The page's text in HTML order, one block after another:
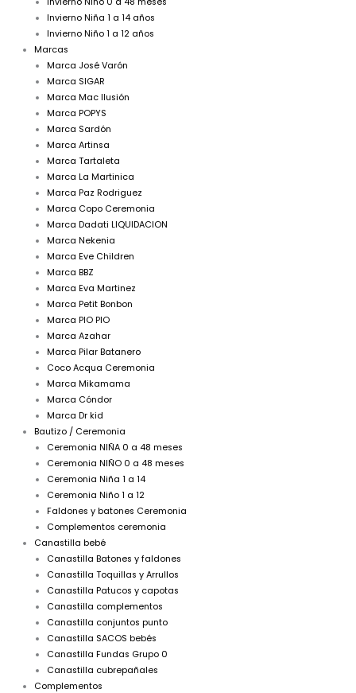
Invierno Niña 1 a 14 años
Invierno Niño 1 a 12 años
Marcas
Marca José Varón
Marca SIGAR
Marca Mac Ilusión
Marca POPYS
Marca Sardón
Marca Artinsa
Marca Tartaleta
Marca La Martinica
Marca Paz Rodriguez
Marca Copo Ceremonia
Marca Dadati LIQUIDACION
Marca Nekenia
Marca Eve Children
Marca BBZ
Marca Eva Martinez
Marca Petit Bonbon
Marca PIO PIO
Marca Azahar
Marca Pilar Batanero
Coco Acqua Ceremonia
Marca Mikamama
Marca Cóndor
Marca Dr kid
Bautizo / Ceremonia
Ceremonia NIÑA 0 a 48 meses
Ceremonia NIÑO 0 a 48 meses
Ceremonia Niña 1 a 14
Ceremonia Niño 1 a 12
Faldones y batones Ceremonia
Complementos ceremonia
Canastilla bebé
Canastilla Batones y faldones
Canastilla Toquillas y Arrullos
Canastilla Patucos y capotas
Canastilla complementos
Canastilla conjuntos punto
Canastilla SACOS bebés
Canastilla Fundas Grupo 0
Canastilla cubrepañales
Complementos